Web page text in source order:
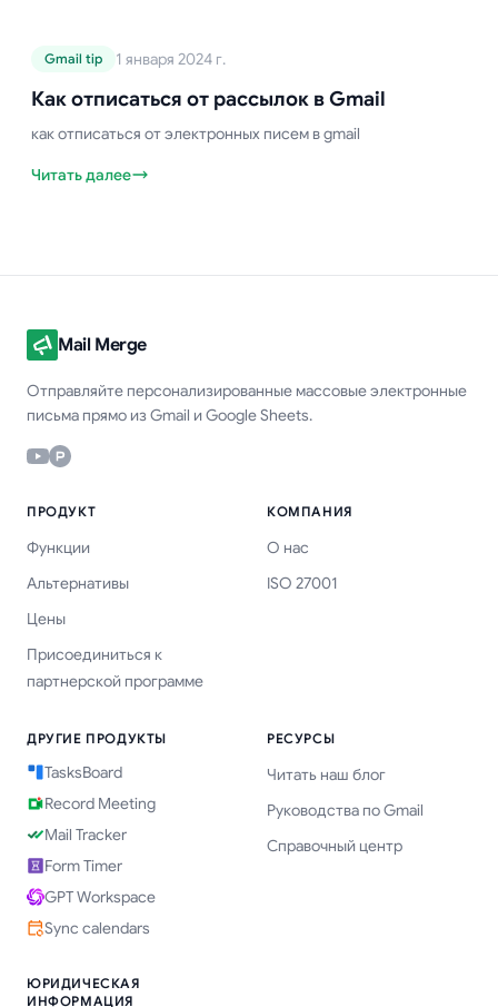
Как отписаться от рассылок в
Gmail
Руководство по Gmail
Gmail tip 1 января 2024 г.
Как отписаться от рассылок в Gmail
как отписаться от электронных писем в gmail
Читать далее
Mail Merge
Отправляйте персонализированные массовые электронные
письма прямо из Gmail и Google Sheets.
ПРОДУКТ
Функции
Альтернативы
Цены
Присоединиться к
партнерской программе
КОМПАНИЯ
О нас
ISO 27001
ДРУГИЕ ПРОДУКТЫ
TasksBoard
Record Meeting
Mail Tracker
Form Timer
GPT Workspace
Sync calendars
РЕСУРСЫ
Читать наш блог
Руководства по Gmail
Справочный центр
ЮРИДИЧЕСКАЯ
ИНФОРМАЦИЯ